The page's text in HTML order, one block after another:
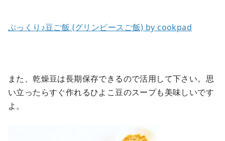
ぷっくり♪豆ご飯 (グリンピースご飯) by cookpad
また、乾燥豆は長期保存できるので活用して下さい。思
い立ったらすぐ作れるひよこ豆のスープも美味しいです
よ。